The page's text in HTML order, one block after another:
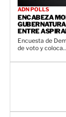
ADN POLLS
ENCABEZA
ENTRE
Encuesta de
de voto y